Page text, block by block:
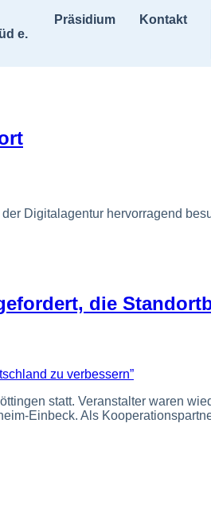
e.
Präsidium Kontakt
Digitalagentur hervorragend
die
statt. Veranstalter waren
Einbeck. Als